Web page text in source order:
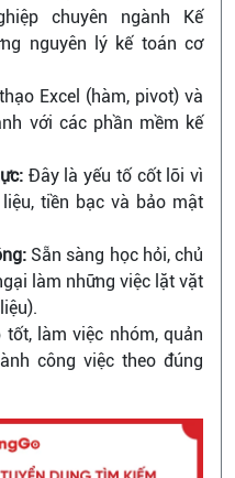
chuyên ngành Kế
nguyên lý kế toán cơ
Excel (hàm, pivot) và
với các phần mềm kế
Đây là yếu tố cốt lõi vì
tiền bạc và bảo mật
Sẵn sàng học hỏi, chủ
làm những việc lặt vặt
làm việc nhóm, quản
công việc theo đúng